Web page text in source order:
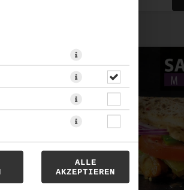
ALLE
AKZEPTIEREN